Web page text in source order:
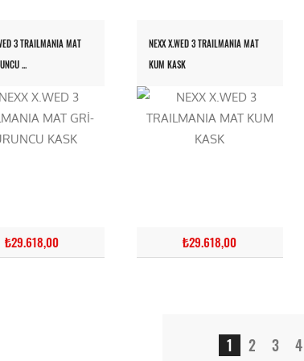
3 TRAILMANIA MAT
...
₺29.618,00
NEXX X.WED 3 TRAILMANIA MAT
KUM KASK
₺29.618,00
1 2 3 4